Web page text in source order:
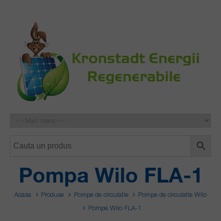
Pompa Wilo FLA-1
Acasa Produse Pompe de circulatie
Pompe de circulatie Wilo
Pompa Wilo FLA-1